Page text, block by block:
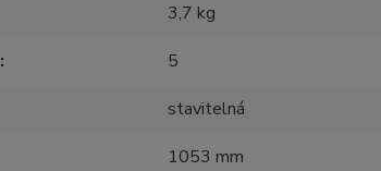
3,7 kg
5
stavitelná
1053 mm